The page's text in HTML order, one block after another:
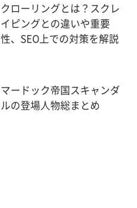
クローリングとは？スクレ
イピングとの違いや重要
性、SEO上での対策を解説
マードック帝国スキャンダ
ルの登場人物総まとめ